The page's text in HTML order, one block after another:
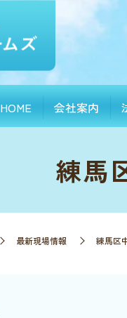
HOME 会社案内
練馬
最新現場情報 練馬区